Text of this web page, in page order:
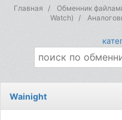
Главная Обменник
Watch)
Wainight